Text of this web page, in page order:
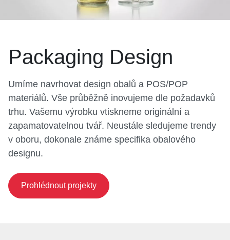
Packaging Design
Umíme navrhovat design obalů a POS/POP
materiálů. Vše průběžně inovujeme dle požadavků
trhu. Vašemu výrobku vtiskneme originální a
zapamatovatelnou tvář. Neustále sledujeme trendy
v oboru, dokonale známe specifika obalového
designu.
Prohlédnout projekty